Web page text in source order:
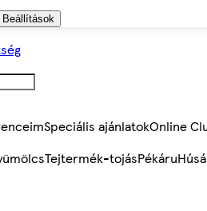
Beállítások
Speciális ajánlatokOnline
Tejtermék-tojásPékáru